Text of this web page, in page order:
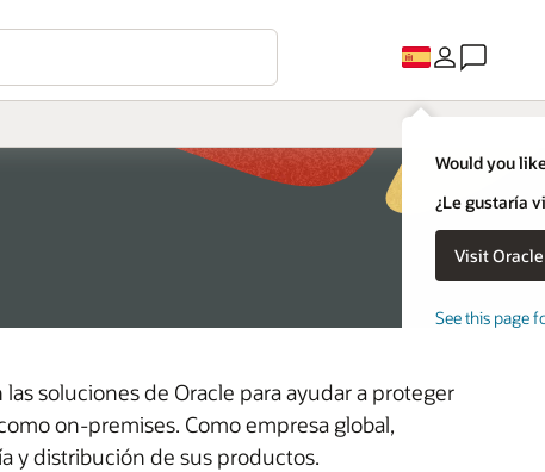
Would you
¿Le gustaría
See this page
soluciones de Oracle para ayudar a proteger
on-premises. Como empresa global,
y distribución de sus productos.